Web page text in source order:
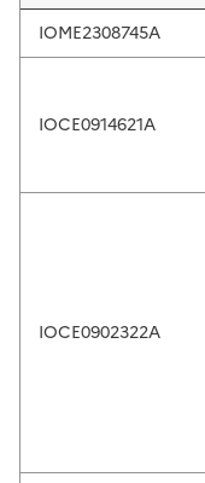
IOME2308745A
IOCE0914621A
IOCE0902322A